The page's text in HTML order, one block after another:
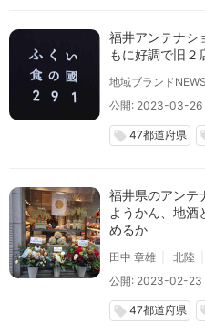
福井アンテナシ
もに好調で旧２
地域ブランド
公開: 2023-03-26
local_offer 47都道府県
福井県のアンテ
ようかん、地酒
めるか
田中 章雄 北陸
公開: 2023-02-23
local_offer 47都道府県